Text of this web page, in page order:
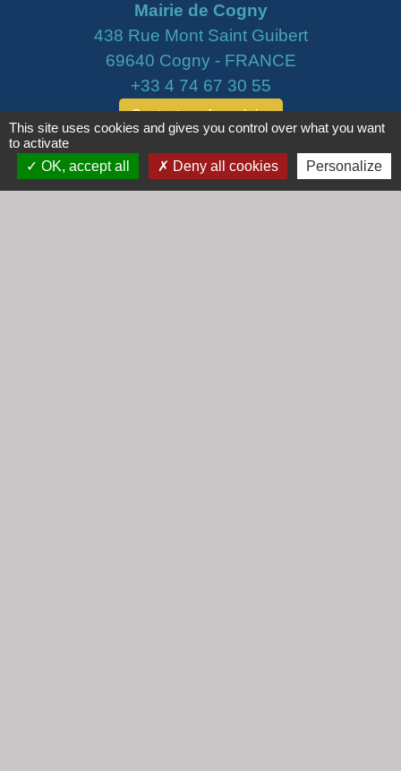
Mairie de Cogny
438 Rue Mont Saint Guibert
69640 Cogny - FRANCE
+33 4 74 67 30 55
Contact par formulaire
Horaires
Lundi : 16h30 - 18h30
This site uses cookies and gives you control over what you want
to activate
OK, accept all
Deny all cookies Personalize